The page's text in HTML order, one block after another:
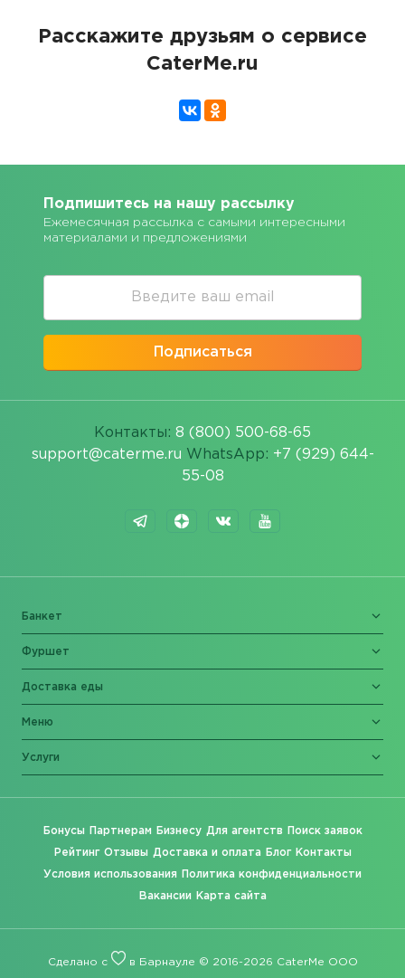
Расскажите друзьям о сервисе
CaterMe.ru
Подпишитесь на нашу рассылку
Ежемесячная рассылка с самыми интересными
материалами и предложениями
Подписаться
Контакты: 8 (800) 500-68-65
support@caterme.ru WhatsApp: +7 (929) 644-
55-08
Банкет
Фуршет
Доставка еды
Меню
Услуги
Бонусы Партнерам Бизнесу Для агентств Поиск заявок
Рейтинг Отзывы Доставка и оплата Блог Контакты
Условия использования Политика конфиденциальности
Вакансии Карта сайта
Сделано с в Барнауле © 2016-2026 CaterMe ООО